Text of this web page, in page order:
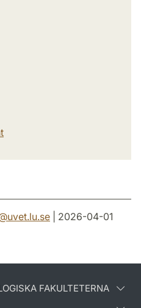
uvet.lu.se | 2026-04-01
FAKULTETERNA